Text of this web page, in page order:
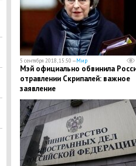
5 сентября 2018, 15:50 —Мир
Мэй официально обвинила
отравлении Скрипалей: важное
заявление